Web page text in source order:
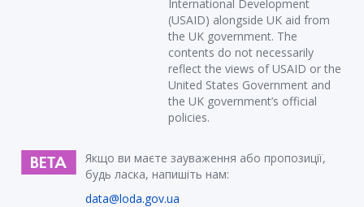
International Development
(USAID) alongside UK aid from
the UK government. The
contents do not necessarily
reflect the views of USAID or the
United States Government and
the UK government’s official
policies.
Якщо ви маєте зауваження або пропозиції,
будь ласка, напишіть нам:
data@loda.gov.ua